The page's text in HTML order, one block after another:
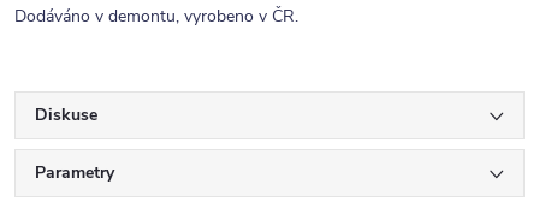
Dodáváno v demontu, vyrobeno v ČR.
Diskuse
Parametry